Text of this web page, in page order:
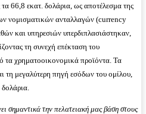
66,8 εκατ. δολάρια, ως αποτέλεσμα της
νομισματικών ανταλλαγών (currency
και υπηρεσιών υπερδιπλασιάστηκαν,
τη συνεχή επέκταση του
τα χρηματοοικονομικά προϊόντα. Τα
τη μεγαλύτερη πηγή εσόδων του ομίλου,
σημαντικά την πελατειακή μας βάση στους